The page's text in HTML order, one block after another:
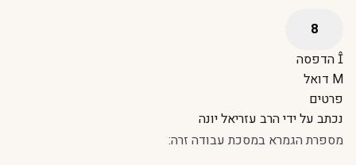
הדפסה
דואל
פרטים
נכתב על ידיהרב עזריאל יונה
מספרת הגמרא במסכת עבודה זרה: